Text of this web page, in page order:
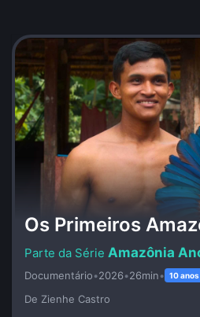
Os Primeiros
Amazônia
Documentário•2026•26min• 10 anos
De Zienhe Castro